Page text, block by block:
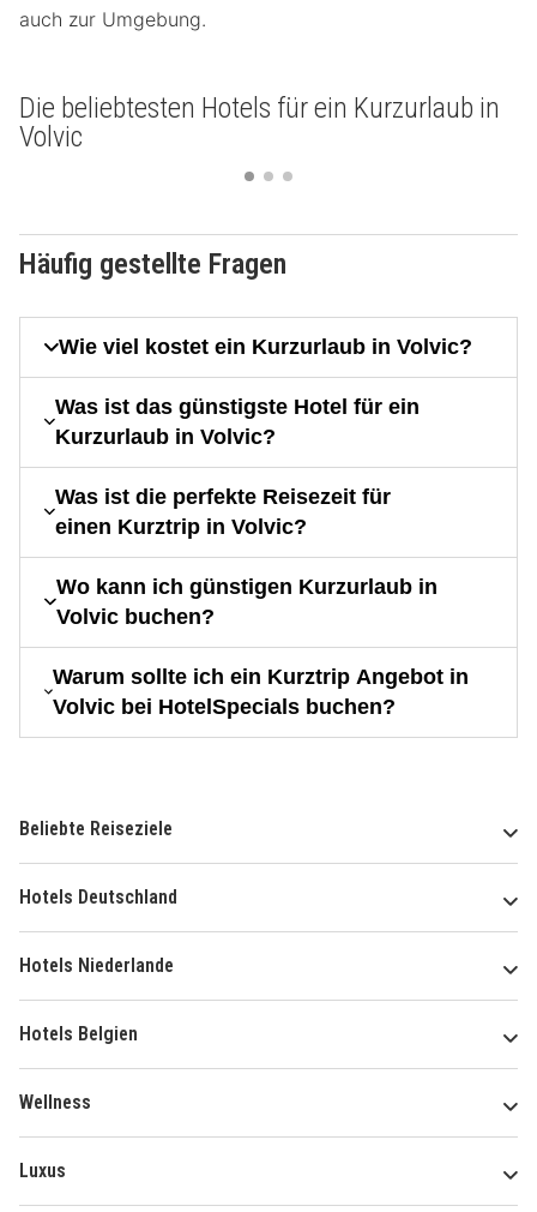
auch zur Umgebung.
Die beliebtesten Hotels für ein Kurzurlaub in
Volvic
Häufig gestellte Fragen
Wie viel kostet ein Kurzurlaub in Volvic?
Was ist das günstigste Hotel für ein
Kurzurlaub in Volvic?
Was ist die perfekte Reisezeit für
einen Kurztrip in Volvic?
Wo kann ich günstigen Kurzurlaub in
Volvic buchen?
Warum sollte ich ein Kurztrip Angebot in
Volvic bei HotelSpecials buchen?
Beliebte Reiseziele
Hotels Deutschland
Hotels Niederlande
Hotels Belgien
Wellness
Luxus